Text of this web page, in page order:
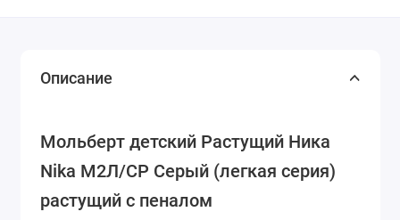
Описание
Мольберт детский Растущий Ника
Nika М2Л/СР Серый (легкая серия)
растущий с пеналом